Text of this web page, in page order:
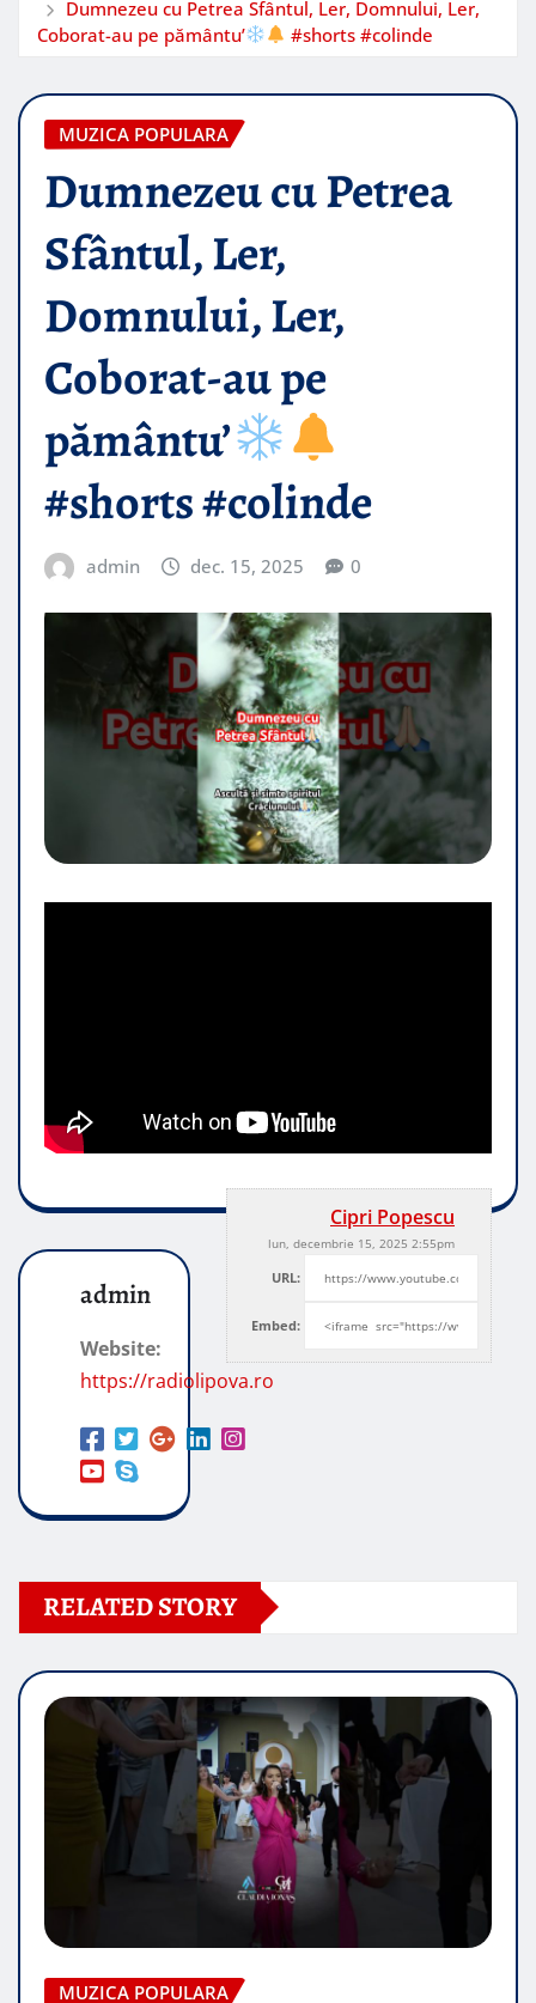
Dumnezeu cu Petrea Sfântul, Ler, Domnului, Ler,
Coborat-au pe pământu’
#shorts #colinde
MUZICA POPULARA
Dumnezeu cu Petrea
Sfântul, Ler,
Domnului, Ler,
Coborat-au pe
pământu’
#shorts #colinde
admin dec. 15, 2025 0
Cipri Popescu
lun, decembrie 15, 2025 2:55pm
URL:
Embed:
admin
Website:
https://radiolipova.ro
RELATED STORY
MUZICA POPULARA